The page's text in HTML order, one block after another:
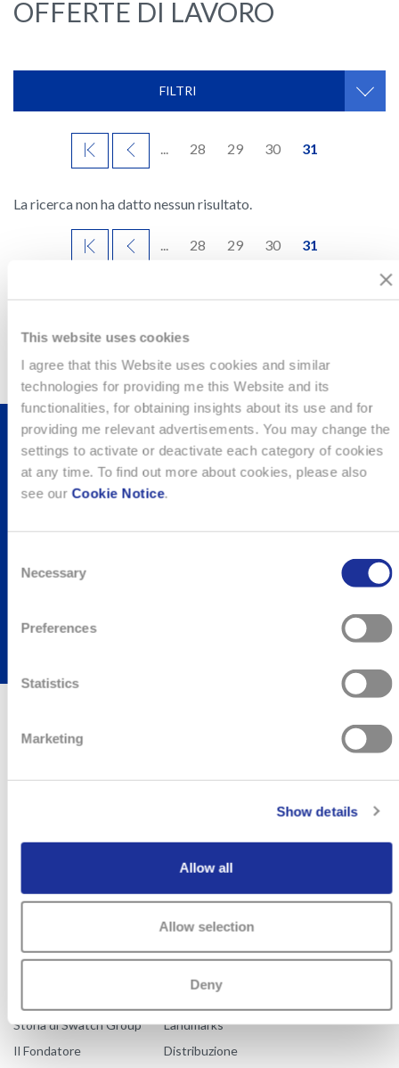
This website uses cookies
I agree that this Website uses cookies and similar
technologies for providing me this Website and its
functionalities, for obtaining insights about its use and for
providing me relevant advertisements. You may change the
settings to activate or deactivate each category of cookies
at any time. To find out more about cookies, please also
see our Cookie Notice.
Selection
Necessary
Preferences
Statistics
Marketing
Show details
Allow all
Allow selection
Deny
OFFERTE DI LAVORO
FILTRI
PRIMO PRECEDENTE
... 28 29 30 31
La ricerca non ha datto nessun risultato.
PRIMO PRECEDENTE
... 28 29 30 31
TIENITI INFORMATO.
MAIN
NAVIGATION
Messaggio della Direzione
Storia di Swatch Group
Il Fondatore
Orologi e gioielli
Produzione
Landmarks
Distribuzione